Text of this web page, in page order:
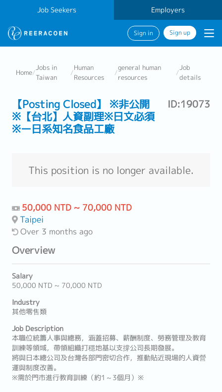
Job Seekers Employers
Sign in Sign up
Home/
Jobs in
Taiwan
/
Human
Resources
/
general human
resources
/
Job
details
【Posting Closed】 ※非公開
※【台北】人資副理※日文必須
※ー日系知名食品工廠
ID:19073
This position is no longer available.
50,000 NTD ~ 70,000 NTD
Taipei
Over 3 months ago
Overview
Salary
50,000 NTD ~ 70,000 NTD
Industry
其他零售類
Job Description
本職位統籌人事與總務，涵蓋招募、薪酬制度、勞務管理及教育
訓練等領域，帶領組織打穩地基以支撐公司長期發展。
將與日本總公司及台灣各部門密切合作，推動貼近現場的人資營
運與制度改善。
※需於門市進行教育訓練（約1～3個月）※